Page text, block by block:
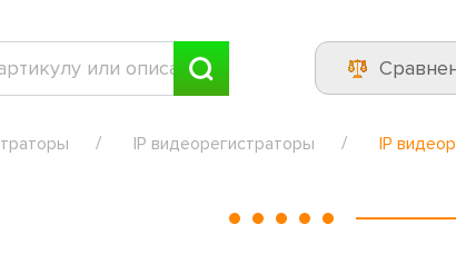
IP видеорегистраторы IP